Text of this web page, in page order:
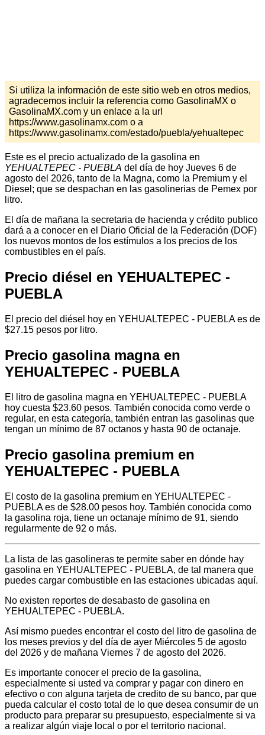
Si utiliza la información de este sitio web en otros medios,
agradecemos incluir la referencia como GasolinaMX o
GasolinaMX.com y un enlace a la url
https://www.gasolinamx.com o a
https://www.gasolinamx.com/estado/puebla/yehualtepec
Este es el precio actualizado de la gasolina en
YEHUALTEPEC - PUEBLA del día de hoy Jueves 6 de
agosto del 2026, tanto de la Magna, como la Premium y el
Diesel; que se despachan en las gasolinerias de Pemex por
litro.
El día de mañana la secretaria de hacienda y crédito publico
dará a a conocer en el Diario Oficial de la Federación (DOF)
los nuevos montos de los estímulos a los precios de los
combustibles en el país.
Precio diésel en YEHUALTEPEC -
PUEBLA
El precio del diésel hoy en YEHUALTEPEC - PUEBLA es de
$27.15 pesos por litro.
Precio gasolina magna en
YEHUALTEPEC - PUEBLA
El litro de gasolina magna en YEHUALTEPEC - PUEBLA
hoy cuesta $23.60 pesos. También conocida como verde o
regular, en esta categoría, también entran las gasolinas que
tengan un mínimo de 87 octanos y hasta 90 de octanaje.
Precio gasolina premium en
YEHUALTEPEC - PUEBLA
El costo de la gasolina premium en YEHUALTEPEC -
PUEBLA es de $28.00 pesos hoy. También conocida como
la gasolina roja, tiene un octanaje mínimo de 91, siendo
regularmente de 92 o más.
La lista de las gasolineras te permite saber en dónde hay
gasolina en YEHUALTEPEC - PUEBLA, de tal manera que
puedes cargar combustible en las estaciones ubicadas aquí.
No existen reportes de desabasto de gasolina en
YEHUALTEPEC - PUEBLA.
Así mismo puedes encontrar el costo del litro de gasolina de
los meses previos y del día de ayer Miércoles 5 de agosto
del 2026 y de mañana Viernes 7 de agosto del 2026.
Es importante conocer el precio de la gasolina,
especialmente si usted va comprar y pagar con dinero en
efectivo o con alguna tarjeta de credito de su banco, par que
pueda calcular el costo total de lo que desea consumir de un
producto para preparar su presupuesto, especialmente si va
a realizar algún viaje local o por el territorio nacional.